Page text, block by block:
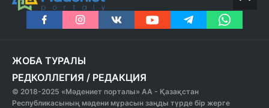
ЖОБА ТУРАЛЫ
РЕДКОЛЛЕГИЯ / РЕДАКЦИЯ
© 2018-2025 «Мәдениет порталы» АА - Қазақстан
Республикасының мәдени мұрасын заңды түрде бір жерге